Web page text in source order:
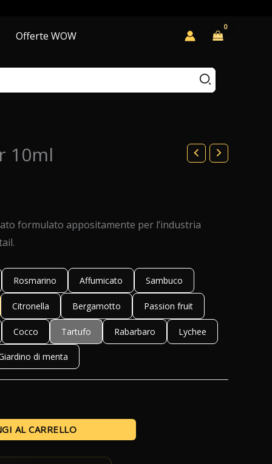
Offerte WOW
10ml
formulato appositamente per l’industria
Rosmarino Affumicato Sambuco
Citronella Bergamotto Passion fruit
Cocco Tartufo Rabarbaro Lychee
di menta
AL CARRELLO